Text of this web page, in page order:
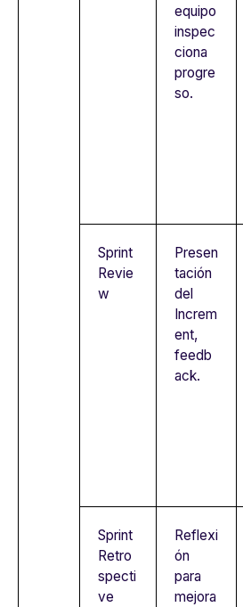
equipo
inspec
ciona
progre
so.
Sprint
Revie
w
Presen
tación
del
Increm
ent,
feedb
ack.
Sprint
Retro
specti
ve
Reflexi
ón
para
mejora